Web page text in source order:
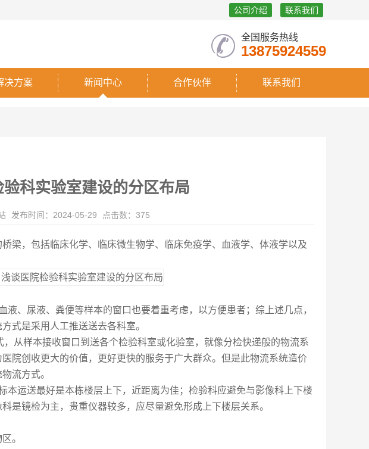
公司介绍 联系我们
全国服务热线
13875924559
决方案 新闻中心 合作伙伴 联系我们
科实验室建设的分区布局
发布时间：2024-05-29 点击数：375
梁，包括临床化学、临床微生物学、临床免疫学、血液学、体液学以及
液、尿液、粪便等样本的窗口也要着重考虑，以方便患者；综上述几点，
式是采用人工推送送去各科室。
，从样本接收窗口到送各个检验科室或化验室 ，就像分检快递般的物流系
院创收更大的价值，更好更快的服务于广大群众。但是此物流系统造价
流方式。
本运送最好是本栋楼层上下，近距离为佳；检验科应避免与影像科上下楼
是镜检为主，贵重仪器较多，应尽量避免形成上下楼层关系。
。